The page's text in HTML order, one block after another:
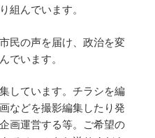
組んでいます。
民の声を届け、政治を変
でいます。
しています。チラシを編
などを撮影編集したり発
画運営する等。ご希望の